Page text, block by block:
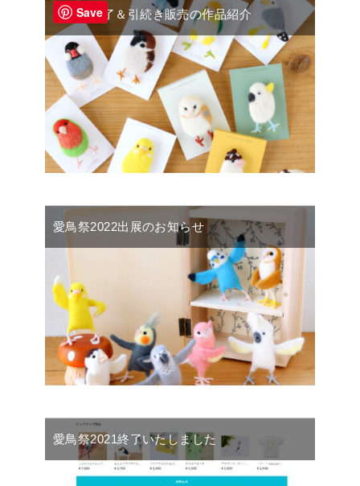
愛鳥祭終了＆引続き販売の作品紹介
愛鳥祭2022出展のお知らせ
愛鳥祭2021終了いたしました
Save